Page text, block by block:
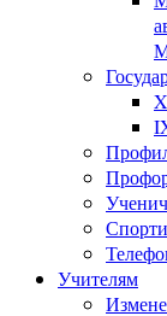
Учителям